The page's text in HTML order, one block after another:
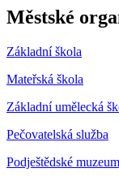
Městské
Základní škola
Mateřská škola
Základní umělecká
Pečovatelská služba
Podještědské